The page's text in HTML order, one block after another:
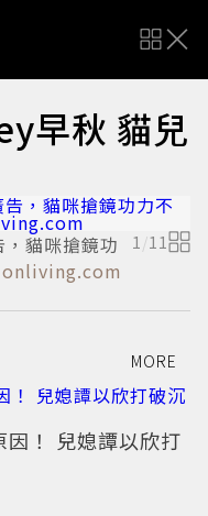
早秋 貓兒
貓咪搶鏡功
1/11
MORE
！ 兒媳譚以欣打